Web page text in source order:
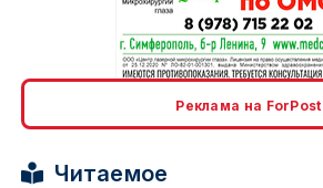
Реклама на ForPost
Читаемое